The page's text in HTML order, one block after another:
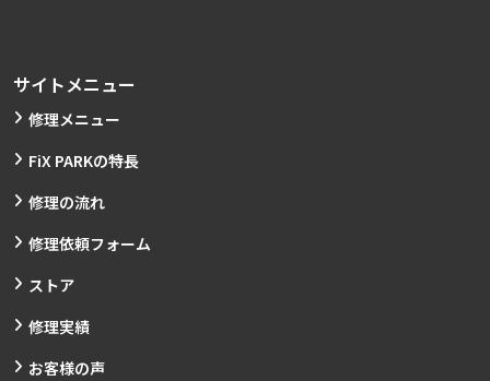
サイトメニュー
修理メニュー
FiX PARKの特長
修理の流れ
修理依頼フォーム
ストア
修理実績
お客様の声